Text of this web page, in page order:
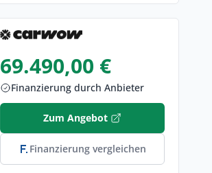
69.490,00 €
Finanzierung durch Anbieter
Zum Angebot
Finanzierung vergleichen